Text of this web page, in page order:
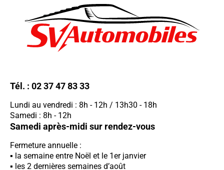
Tél. : 02 37 47 83 33
Lundi au vendredi : 8h - 12h / 13h30 - 18h
Samedi : 8h - 12h
Samedi après-midi sur rendez-vous
Fermeture annuelle :
la semaine entre Noël et le 1er janvier
les 2 dernières semaines d’août